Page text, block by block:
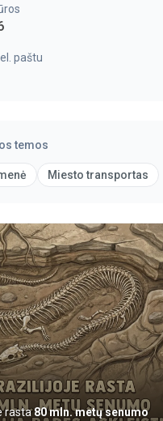
paštu
temos
Miesto transportas
rasta80 mln. metų senumo